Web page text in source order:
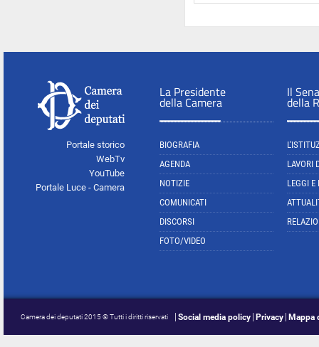
Portale storico
WebTv
YouTube
Portale Luce - Camera
La Presidente
della Camera
BIOGRAFIA
AGENDA
NOTIZIE
COMUNICATI
DISCORSI
FOTO/VIDEO
Il
della
LAVORI
LEGGI E
Camera dei deputati 2015 © Tutti i diritti riservati Social media policy Privacy Mappa